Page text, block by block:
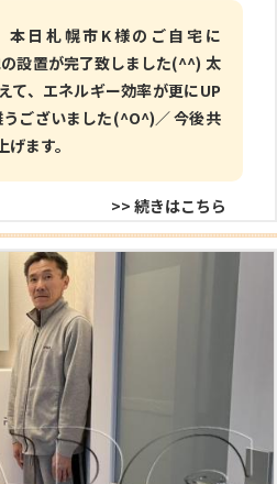
日札幌市K様のご自宅に
設置が完了致しました(^^) 太
て、エネルギー効率が更にUP
ございました(^O^)／ 今後共
ます。
>> 続きはこちら